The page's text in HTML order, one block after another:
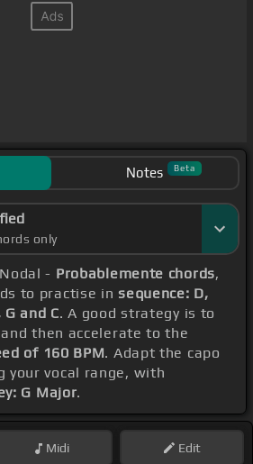
Notes Beta
only
- Probablemente chords,
to practise insequence: D,
G and C. A good strategy is to
and then accelerate to the
of 160 BPM. Adapt the capo
your vocal range, with
G Major.
Midi Edit